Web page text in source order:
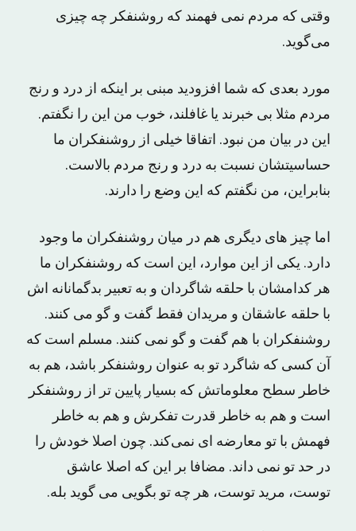
وقتی که مردم نمی فهمند که روشنفکر چه چیزی
می‌گوید.
مورد بعدی که شما افزودید مبنی بر اینکه از درد و رنج
مردم مثلا بی‌ خبرند یا غافلند، خوب من این را نگفتم.
این در بیان من نبود. اتفاقا خیلی از روشنفکران ما
حساسیتشان نسبت به درد و رنج مردم بالاست.
بنابراین، من نگفتم که این وضع را دارند.
اما چیز های دیگری هم در میان روشنفکران ما وجود
دارد. یکی از این موارد، این است که روشنفکران ما
هر کدامشان با حلقه‌ شاگردان و به تعبیر بدگمانانه ‌اش
با حلقه‌ عاشقان و مریدان فقط گفت‌ و گو می کنند.
روشنفکران با هم گفت‌ و گو نمی کنند. مسلم است که
آن کسی که شاگرد تو به عنوان روشنفکر باشد، هم به
‌خاطر سطح معلوماتش که بسیار پایین ‌تر از روشنفکر
است و هم به‌ خاطر قدرت تفکرش و هم به ‌خاطر
فهمش با تو معارضه‌ ای نمی‌کند. چون اصلا خودش را
در حد تو نمی‌ داند. مضافا بر این‌ که اصلا عاشق
توست، مرید توست، هر چه تو بگویی می گوید بله.